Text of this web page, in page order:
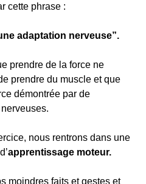
cette phrase :
adaptation nerveuse”.
prendre de la force ne
prendre du muscle et que
démontrée par de
nous rentrons dans une
apprentissage moteur.
moindres faits et gestes et